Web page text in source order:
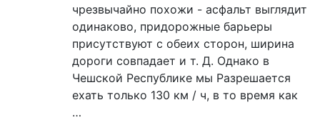
чрезвычайно похожи - асфальт выглядит
одинаково, придорожные барьеры
присутствуют с обеих сторон, ширина
дороги совпадает и т. Д. Однако в
Чешской Республике мы Разрешается
ехать только 130 км / ч, в то время как
…